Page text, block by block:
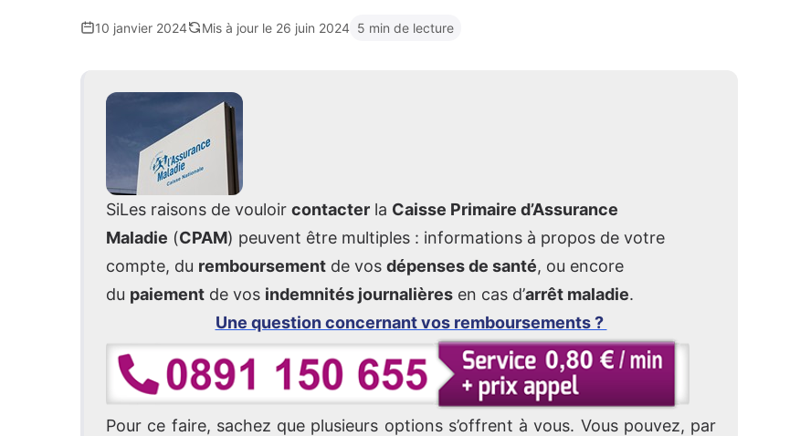
10 janvier 2024 Mis à jour le 26 juin 2024 5 min de lecture
SiLes raisons de vouloir contacter la Caisse Primaire d’Assurance
Maladie (CPAM) peuvent être multiples : informations à propos de votre
compte, du remboursement de vos dépenses de santé, ou encore
du paiement de vos indemnités journalières en cas d’arrêt maladie.
Une question concernant vos remboursements ?
Pour ce faire, sachez que plusieurs options s’offrent à vous. Vous pouvez, par